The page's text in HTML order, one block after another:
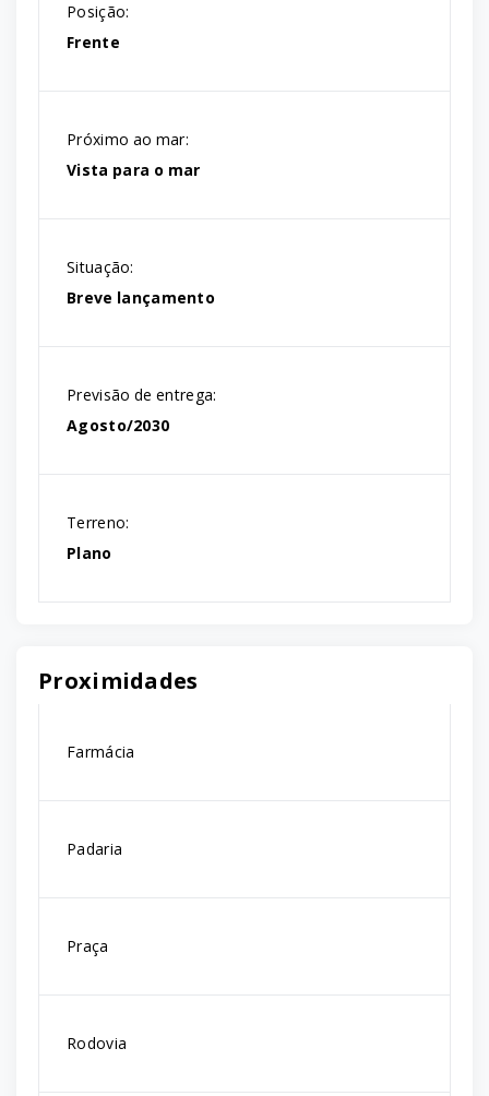
Posição:
Frente
Próximo ao mar:
Vista para o mar
Situação:
Breve lançamento
Previsão de entrega:
Agosto/2030
Terreno:
Plano
Proximidades
Farmácia
Padaria
Praça
Rodovia